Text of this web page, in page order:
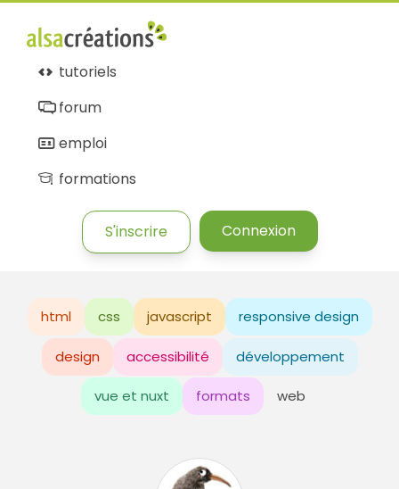
tutoriels
forum
emploi
formations
S'inscrire Connexion
html css javascript responsive design
design accessibilité développement
vue et nuxt formats web